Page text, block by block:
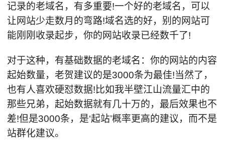
记录的老域名，有多重要!一个好的老域名，可以
让网站少走数月的弯路!域名选的好，别的网站可
能刚刚收录起步，你的网站收录已经数千了!
对于这种，有基础数据的老域名：你的网站的内容
起始数量，老贺建议的是3000条为最佳!当然了，
也有人喜欢硬怼数据!比如我半壁江山流量汇中的
那些兄弟，起始数据就有几十万的，最后效果也不
差!但是3000条，是‘起站’概率更高的建议，而不是
站群化建议。